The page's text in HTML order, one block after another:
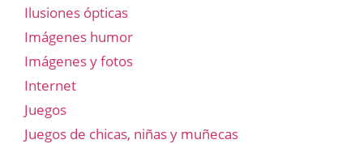
Ilusiones ópticas
Imágenes humor
Imágenes y fotos
Internet
Juegos
Juegos de chicas, niñas y muñecas